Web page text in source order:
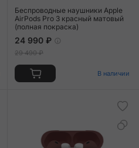
Беспроводные наушники Apple
AirPods Pro 3 красный матовый
(полная покраска)
24 990 ₽
29 490 ₽
В наличии